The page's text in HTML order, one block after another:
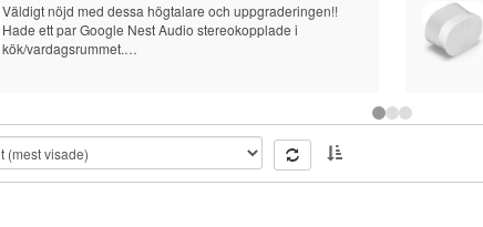
Väldigt nöjd med dessa högtalare och uppgraderingen!!
Hade ett par Google Nest Audio stereokopplade i
kök/vardagsrummet.
uppskattar bytet.
Har inte eller har aldrig tidigare haft någon Sonosprodukt
så detta var "första försöket" och jag är väldigt nöjd!! Det
känns verkligen som en kvalitetsprodukt!